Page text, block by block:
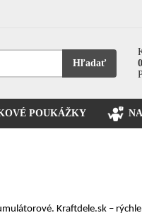
Hľadať
POUKÁŽKY
Kraftdele.sk –